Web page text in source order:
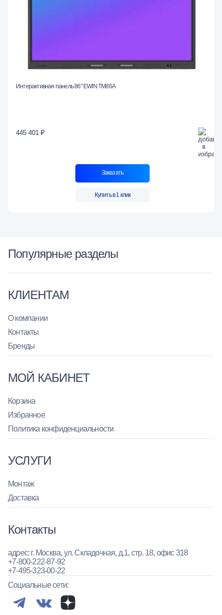
Интерактивная панель 86" EWIN TM86A
445 401 ₽
Заказать
Купить в 1 клик
Популярные разделы
КЛИЕНТАМ
О компании
Контакты
Бренды
МОЙ КАБИНЕТ
Корзина
Избранное
Политика конфиденциальности
УСЛУГИ
Монтаж
Доставка
Контакты
адрес: г. Москва, ул. Складочная, д.1, стр. 18, офис 318
+7-800-222-87-92
+7-495-323-00-22
Социальные сети: